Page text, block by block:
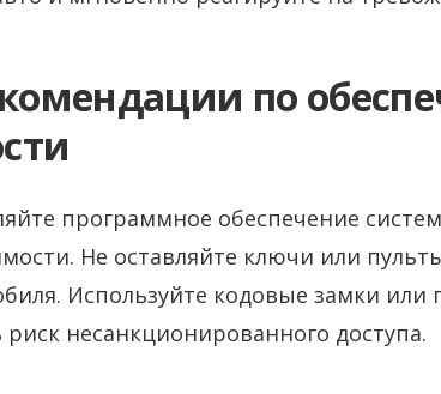
по
программное обеспечение
Не оставляйте ключи или
Используйте кодовые замки или
несанкционированного доступа.